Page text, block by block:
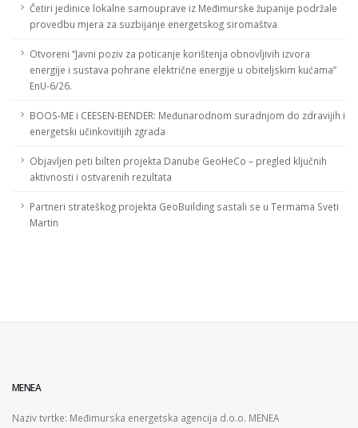
Četiri jedinice lokalne samouprave iz Međimurske županije podržale
provedbu mjera za suzbijanje energetskog siromaštva
Otvoreni “Javni poziv za poticanje korištenja obnovljivih izvora
energije i sustava pohrane električne energije u obiteljskim kućama”
EnU-6/26.
BOOS-ME i CEESEN-BENDER: Međunarodnom suradnjom do zdravijih i
energetski učinkovitijih zgrada
Objavljen peti bilten projekta Danube GeoHeCo – pregled ključnih
aktivnosti i ostvarenih rezultata
Partneri strateškog projekta GeoBuilding sastali se u Termama Sveti
Martin
MENEA
Naziv tvrtke: Međimurska energetska agencija d.o.o. MENEA